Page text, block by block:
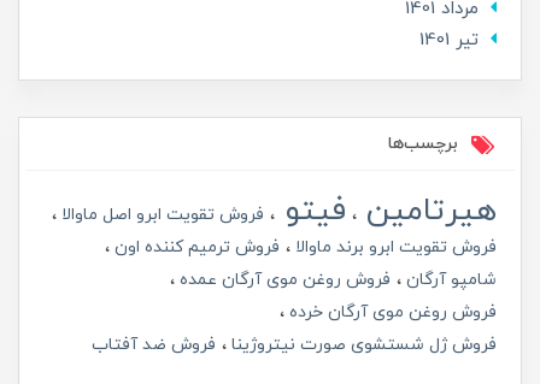
مرداد 1401
تير 1401
برچسب‌ها
هیرتامین فیتو
فروش تقویت ابرو اصل ماوالا
فروش تقویت ابرو برند ماوالا
فروش ترمیم کننده اون
شامپو آرگان
فروش روغن موی آرگان عمده
فروش روغن موی آرگان خرده
فروش ژل شستشوی صورت نیتروژینا
فروش ضد آفتاب